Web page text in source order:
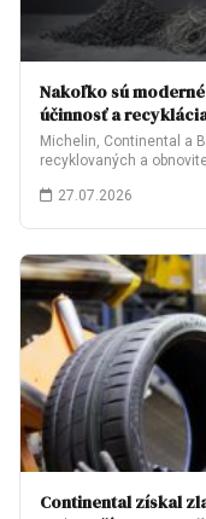
Nakoľko sú
účinnosť a
Michelin, Continental a
recyklovaných a
27.07.2026
Continental získal